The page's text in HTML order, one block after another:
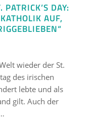
DAY:
AUF,
wieder der St.
des irischen
lebte und als
gilt. Auch der